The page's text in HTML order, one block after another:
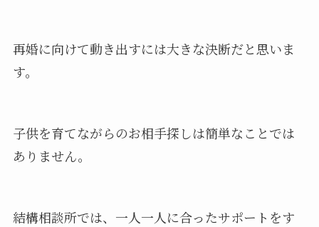
再婚に向けて動き出すには大きな決断だと思いま
す。
子供を育てながらのお相手探しは簡単なことでは
ありません。
結構相談所では、一人一人に合ったサポートをす